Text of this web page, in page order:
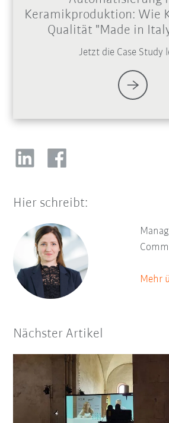
Keramikproduktion: Wie
Qualität "Made in
Jetzt die Case Study
Hier schreibt:
Mehr
Nächster Artikel